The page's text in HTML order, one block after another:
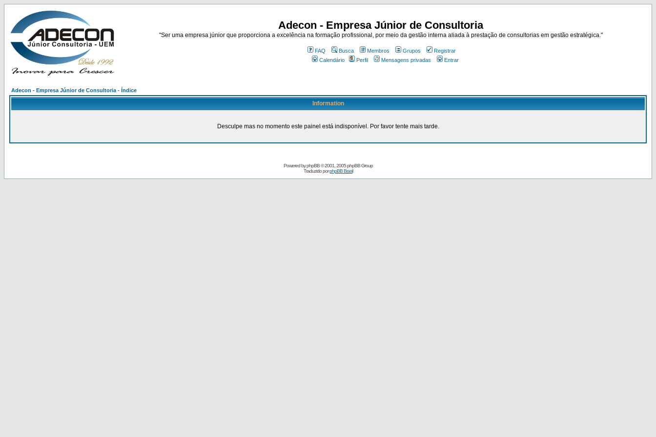
Adecon - Empresa Júnior de Consultoria
"Ser uma empresa júnior que proporciona a excelência na formação profissional, por meio da gestão interna aliada à prestação de consultorias em gestão estratégica."
FAQ Busca Membros Grupos
Registrar
Calendário
Perfil Mensagens privadas Entrar
Adecon - Empresa Júnior de Consultoria - Índice
Information
Desculpe mas no momento este painel está indisponível. Por favor tente mais tarde.
Powered byphpBB© 2001, 2005 phpBB Group
Traduzido porphpBB Brasil